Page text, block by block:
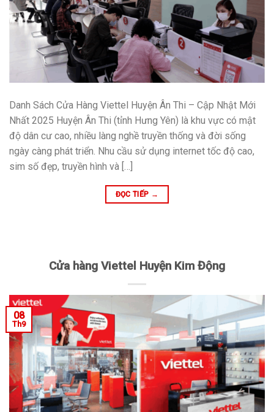
Danh Sách Cửa Hàng Viettel Huyện Ân Thi – Cập Nhật Mới
Nhất 2025 Huyện Ân Thi (tỉnh Hưng Yên) là khu vực có mật
độ dân cư cao, nhiều làng nghề truyền thống và đời sống
ngày càng phát triển. Nhu cầu sử dụng internet tốc độ cao,
sim số đẹp, truyền hình và […]
ĐỌC TIẾP →
Cửa hàng Viettel Huyện Kim Động
08
Th9